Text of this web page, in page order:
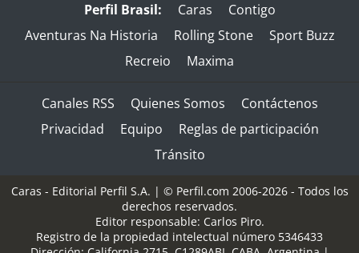
Perfil Brasil: Caras
Contigo
Aventuras Na Historia
Rolling Stone
Sport Buzz
Recreio
Maxima
Canales RSS Quienes Somos
Contáctenos
Privacidad
Equipo
Reglas de participación
Tránsito
Caras - Editorial Perfil S.A. | © Perfil.com 2006-2026 - Todos los
derechos reservados.
Editor responsable: Carlos Piro.
Registro de la propiedad intelectual número 5346433